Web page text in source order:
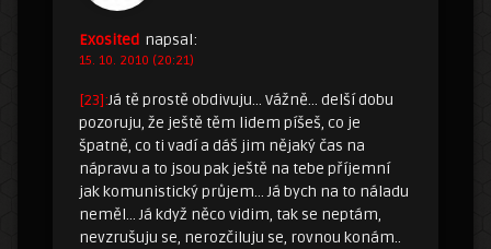
Exosited napsal:
15. 10. 2010 (20:21)
[23]:Já tě prostě obdivuju… Vážně… delší dobu
pozoruju, že ještě těm lidem píšeš, co je
špatně, co ti vadí a dáš jim nějaký čas na
nápravu a to jsou pak ještě na tebe příjemní
jak komunistický průjem… Já bych na to náladu
neměl… Já když něco vidim, tak se neptám,
nevzrušuju se, nerozčiluju se, rovnou konám..